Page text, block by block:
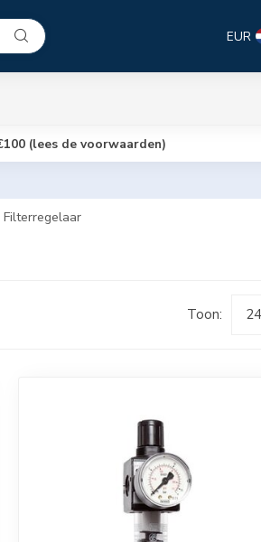
EUR
(lees de voorwaarden)
Filterregelaar
Toon: